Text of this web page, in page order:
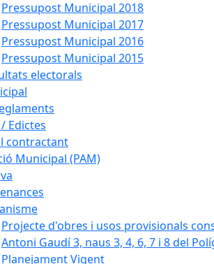
Pressupost Municipal 2018
Pressupost Municipal 2017
Pressupost Municipal 2016
Pressupost Municipal 2015
electorals
Edictes
contractant
Municipal (PAM)
Projecte d'obres i usos provisionals
Antoni Gaudí 3, naus 3, 4, 6, 7 i 8 del
Planejament Vigent